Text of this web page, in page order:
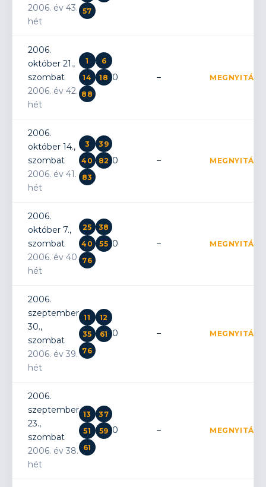
2006. év 43.
hét
57
2006.
október 21.,
szombat
2006. év 42.
hét
1
6
14
18
88
0 – MEGNYITÁS
2006.
október 14.,
szombat
2006. év 41.
hét
3
39
40
82
83
0 – MEGNYITÁS
2006.
október 7.,
szombat
2006. év 40.
hét
25
38
40
55
76
0 – MEGNYITÁS
2006.
szeptember
30.,
szombat
2006. év 39.
hét
11
12
35
61
76
0 – MEGNYITÁS
2006.
szeptember
23.,
szombat
2006. év 38.
hét
13
37
51
59
61
0 – MEGNYITÁS